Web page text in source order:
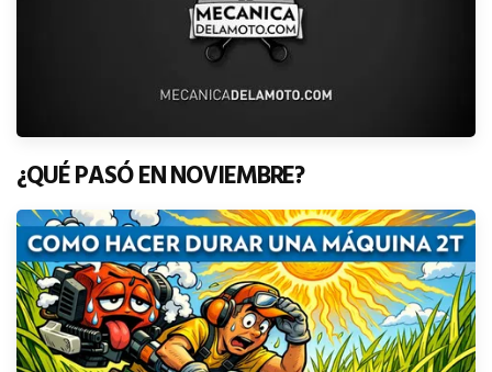
¿QUÉ PASÓ EN NOVIEMBRE?